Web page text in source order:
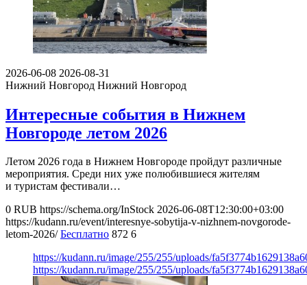
2026-06-08 2026-08-31
Нижний Новгород Нижний Новгород
Интересные события в Нижнем
Новгороде летом 2026
Летом 2026 года в Нижнем Новгороде пройдут различные
мероприятия. Среди них уже полюбившиеся жителям
и туристам фестивали…
0 RUB https://schema.org/InStock 2026-06-08T12:30:00+03:00
https://kudann.ru/event/interesnye-sobytija-v-nizhnem-novgorode-
letom-2026/ Бесплатно 872 6
https://kudann.ru/image/255/255/uploads/
https://kudann.ru/image/255/255/uploads/